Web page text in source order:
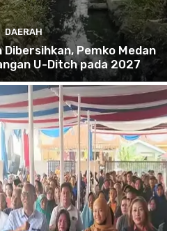
DAERAH
Pemko Medan
U-Ditch pada 2027